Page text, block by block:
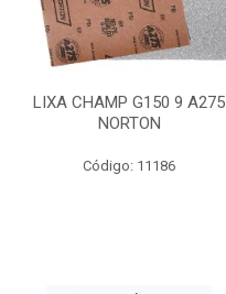
LIXA CHAMP G150 9 A275
NORTON
Código: 11186